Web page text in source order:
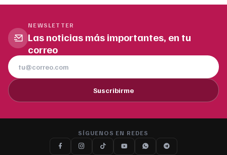
NEWSLETTER
Las noticias más importantes, en tu
correo
Suscribirme
SÍGUENOS EN REDES